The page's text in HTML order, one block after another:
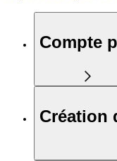
Compte
Création